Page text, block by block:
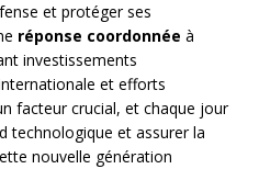
et protéger ses
réponse coordonnée à
investissements
et efforts
facteur crucial, et chaque jour
technologique et assurer la
nouvelle génération